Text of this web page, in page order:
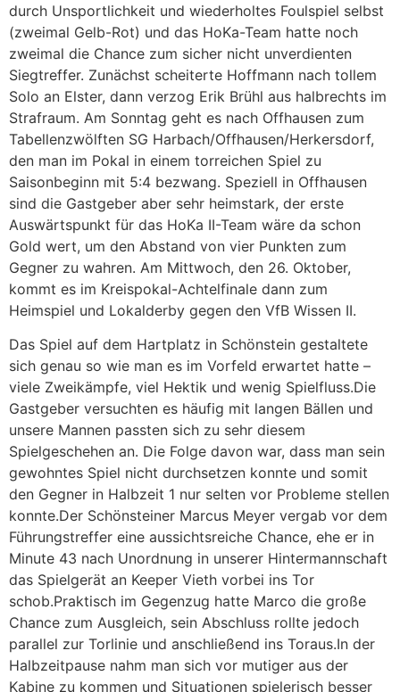
durch Unsportlichkeit und wiederholtes Foulspiel selbst
(zweimal Gelb-Rot) und das HoKa-Team hatte noch
zweimal die Chance zum sicher nicht unverdienten
Siegtreffer. Zunächst scheiterte Hoffmann nach tollem
Solo an Elster, dann verzog Erik Brühl aus halbrechts im
Strafraum. Am Sonntag geht es nach Offhausen zum
Tabellenzwölften SG Harbach/Offhausen/Herkersdorf,
den man im Pokal in einem torreichen Spiel zu
Saisonbeginn mit 5:4 bezwang. Speziell in Offhausen
sind die Gastgeber aber sehr heimstark, der erste
Auswärtspunkt für das HoKa II-Team wäre da schon
Gold wert, um den Abstand von vier Punkten zum
Gegner zu wahren. Am Mittwoch, den 26. Oktober,
kommt es im Kreispokal-Achtelfinale dann zum
Heimspiel und Lokalderby gegen den VfB Wissen II.
Das Spiel auf dem Hartplatz in Schönstein gestaltete
sich genau so wie man es im Vorfeld erwartet hatte –
viele Zweikämpfe, viel Hektik und wenig Spielfluss.Die
Gastgeber versuchten es häufig mit langen Bällen und
unsere Mannen passten sich zu sehr diesem
Spielgeschehen an. Die Folge davon war, dass man sein
gewohntes Spiel nicht durchsetzen konnte und somit
den Gegner in Halbzeit 1 nur selten vor Probleme stellen
konnte.Der Schönsteiner Marcus Meyer vergab vor dem
Führungstreffer eine aussichtsreiche Chance, ehe er in
Minute 43 nach Unordnung in unserer Hintermannschaft
das Spielgerät an Keeper Vieth vorbei ins Tor
schob.Praktisch im Gegenzug hatte Marco die große
Chance zum Ausgleich, sein Abschluss rollte jedoch
parallel zur Torlinie und anschließend ins Toraus.In der
Halbzeitpause nahm man sich vor mutiger aus der
Kabine zu kommen und Situationen spielerisch besser